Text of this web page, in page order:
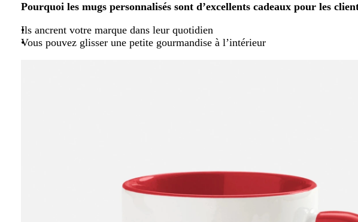
Pourquoi les mugs personnalisés sont d’excellents cadeaux pour les
Ils ancrent votre marque dans leur quotidien
Vous pouvez glisser une petite gourmandise à l’intérieur